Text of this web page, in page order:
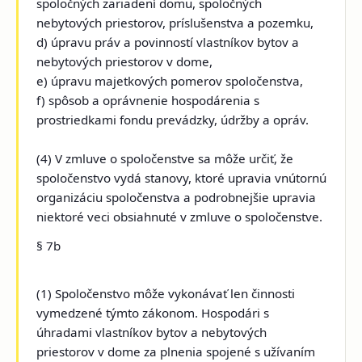
spoločných zariadení domu, spoločných
nebytových priestorov, príslušenstva a pozemku,
d) úpravu práv a povinností vlastníkov bytov a
nebytových priestorov v dome,
e) úpravu majetkových pomerov spoločenstva,
f) spôsob a oprávnenie hospodárenia s
prostriedkami fondu prevádzky, údržby a opráv.
(4) V zmluve o spoločenstve sa môže určiť, že
spoločenstvo vydá stanovy, ktoré upravia vnútornú
organizáciu spoločenstva a podrobnejšie upravia
niektoré veci obsiahnuté v zmluve o spoločenstve.
§ 7b
(1) Spoločenstvo môže vykonávať len činnosti
vymedzené týmto zákonom. Hospodári s
úhradami vlastníkov bytov a nebytových
priestorov v dome za plnenia spojené s užívaním